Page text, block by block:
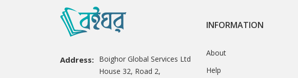
Address: Boighor Global Services Ltd
House 32, Road 2,
INFORMATION
About
Help